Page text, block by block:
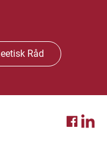
Råd